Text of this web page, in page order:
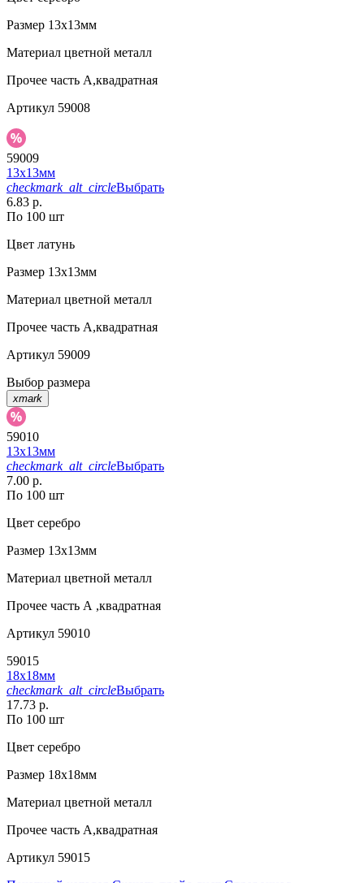
Размер 13х13мм
Материал цветной металл
Прочее часть А,квадратная
Артикул 59008
59009
13х13мм
checkmark_alt_circleВыбрать
6.83 р.
По 100 шт
Цвет латунь
Размер 13х13мм
Материал цветной металл
Прочее часть А,квадратная
Артикул 59009
Выбор размера
xmark
59010
13х13мм
checkmark_alt_circleВыбрать
7.00 р.
По 100 шт
Цвет серебро
Размер 13х13мм
Материал цветной металл
Прочее часть А ,квадратная
Артикул 59010
59015
18х18мм
checkmark_alt_circleВыбрать
17.73 р.
По 100 шт
Цвет серебро
Размер 18х18мм
Материал цветной металл
Прочее часть А,квадратная
Артикул 59015